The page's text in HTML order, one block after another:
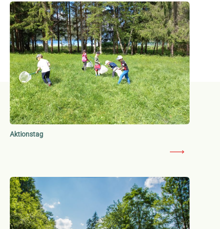
Aktionstag